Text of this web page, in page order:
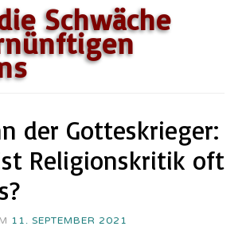
Schwäche
der Gotteskrieger:
Religionskritik oft
11. SEPTEMBER 2021